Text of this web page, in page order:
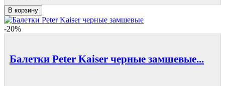
В корзину
-20%
Балетки Peter Kaiser черные замшевые...